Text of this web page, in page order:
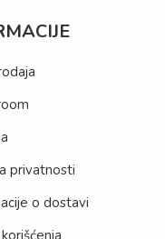
privatnosti
o dostavi